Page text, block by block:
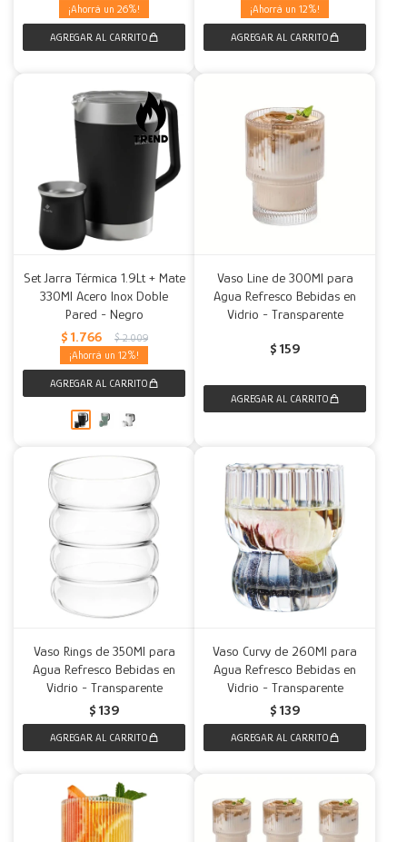
26
12
Set Jarra Térmica 1.9Lt + Mate
330Ml Acero Inox Doble
Pared - Negro
$ 1.766 $ 2.009
12
Vaso Line de 300Ml para
Agua Refresco Bebidas en
Vidrio - Transparente
$ 159
Vaso Rings de 350Ml para
Agua Refresco Bebidas en
Vidrio - Transparente
$ 139
Vaso Curvy de 260Ml para
Agua Refresco Bebidas en
Vidrio - Transparente
$ 139